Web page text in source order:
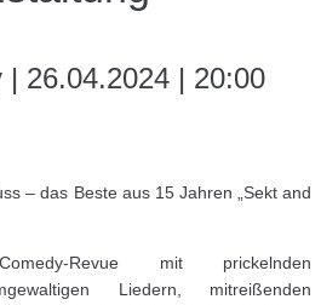
26.04.2024 | 20:00
– das Beste aus 15 Jahren „Sekt and
Revue mit prickelnden
Liedern, mitreißenden